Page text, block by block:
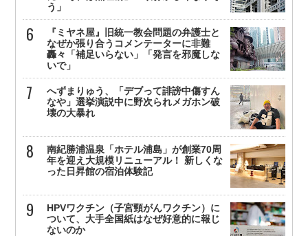
う」
『ミヤネ屋』旧統一教会問題の弁護士と
なぜか張り合うコメンテーターに非難
轟々「補足いらない」「発言を邪魔しな
いで」
へずまりゅう、「デブって誹謗中傷すん
なや」選挙演説中に野次られメガホン破
壊の大暴れ
南紀勝浦温泉「ホテル浦島」が創業70周
年を迎え大規模リニューアル！ 新しくな
った日昇館の宿泊体験記
HPVワクチン（子宮頸がんワクチン）に
ついて、大手全国紙はなぜ好意的に報じ
ないのか